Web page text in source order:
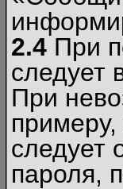
2.4 При
следует
При
следует
пароля,